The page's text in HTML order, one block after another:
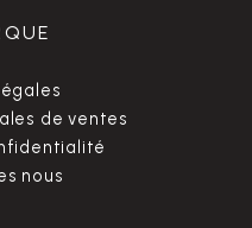
de ventes
nous